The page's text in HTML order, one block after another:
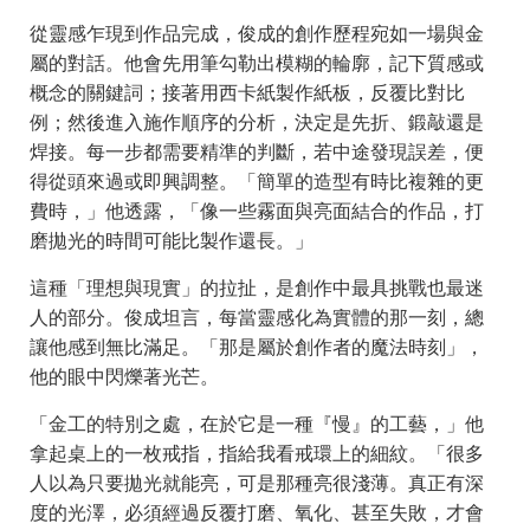
從靈感乍現到作品完成，俊成的創作歷程宛如一場與金
屬的對話。他會先用筆勾勒出模糊的輪廓，記下質感或
概念的關鍵詞；接著用西卡紙製作紙板，反覆比對比
例；然後進入施作順序的分析，決定是先折、鍛敲還是
焊接。每一步都需要精準的判斷，若中途發現誤差，便
得從頭來過或即興調整。「簡單的造型有時比複雜的更
費時，」他透露，「像一些霧面與亮面結合的作品，打
磨拋光的時間可能比製作還長。」
這種「理想與現實」的拉扯，是創作中最具挑戰也最迷
人的部分。俊成坦言，每當靈感化為實體的那一刻，總
讓他感到無比滿足。「那是屬於創作者的魔法時刻」，
他的眼中閃爍著光芒。
「金工的特別之處，在於它是一種『慢』的工藝，」他
拿起桌上的一枚戒指，指給我看戒環上的細紋。「很多
人以為只要拋光就能亮，可是那種亮很淺薄。真正有深
度的光澤，必須經過反覆打磨、氧化、甚至失敗，才會